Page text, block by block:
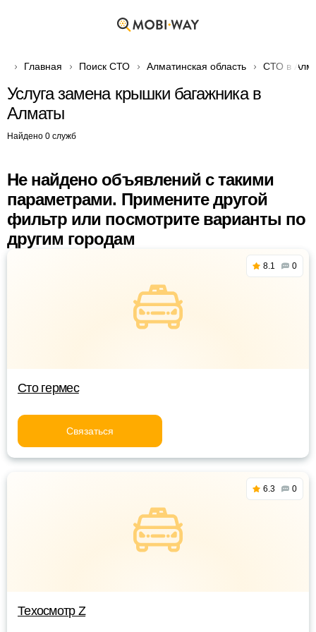
Главная Поиск СТО Алматинская область СТО в
Услуга замена крышки багажника в
Алматы
Найдено 0 служб
Не найдено объявлений с такими
параметрами. Примените другой
фильтр или посмотрите варианты по
другим городам
8.1 0
Сто гермес
Связаться
6.3 0
Техосмотр Z